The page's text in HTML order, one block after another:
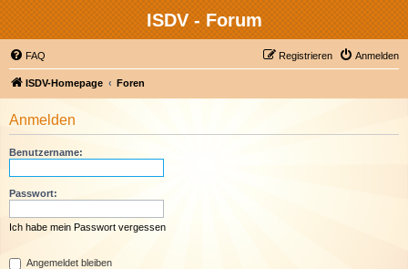
ISDV - Forum
FAQ Anmelden
Registrieren
ISDV-Homepage Foren
Anmelden
Benutzername:
Passwort:
Ich habe mein Passwort vergessen
Angemeldet bleiben